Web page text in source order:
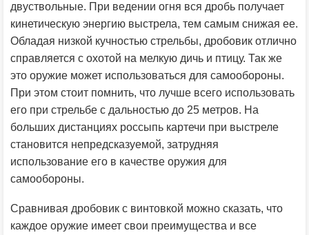
двуствольные. При ведении огня вся дробь получает
кинетическую энергию выстрела, тем самым снижая ее.
Обладая низкой кучностью стрельбы, дробовик отлично
справляется с охотой на мелкую дичь и птицу. Так же
это оружие может использоваться для самообороны.
При этом стоит помнить, что лучше всего использовать
его при стрельбе с дальностью до 25 метров. На
больших дистанциях россыпь картечи при выстреле
становится непредсказуемой, затрудняя
использование его в качестве оружия для
самообороны.
Сравнивая дробовик с винтовкой можно сказать, что
каждое оружие имеет свои преимущества и все